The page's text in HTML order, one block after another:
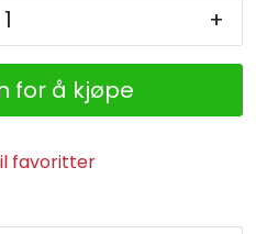
+
for å kjøpe
favoritter